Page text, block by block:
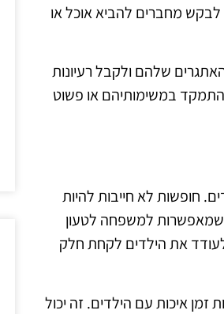
לבקש מחברים להביא אוכל או
שלהם ולקבל רעיונות
במשימותיהם או פשוט
חופשות לא חייבות להיות
שמאפשרות למשפחה לטעון
את הילדים לקחת חלק
איכות עם הילדים. זה יכול